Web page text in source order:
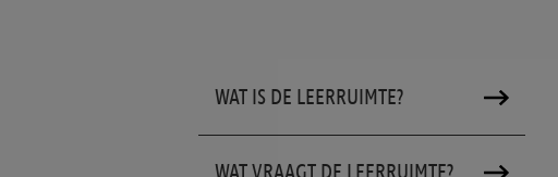
WAT IS DE LEERRUIMTE?
WAT VRAAGT DE LEERRUIMTE?